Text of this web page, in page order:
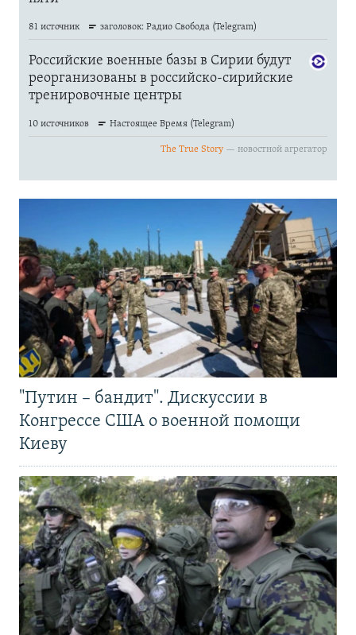
"Путин – бандит". Дискуссии в
Конгрессе США о военной помощи
Киеву